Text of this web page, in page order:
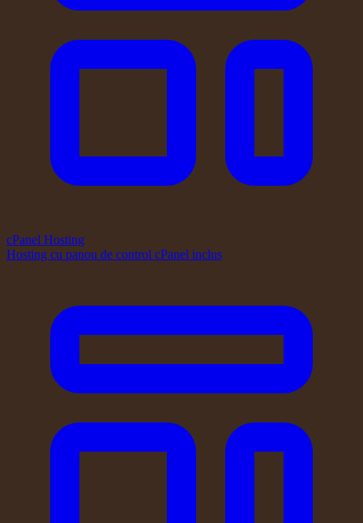
cPanel Hosting
Hosting cu panou de control cPanel inclus